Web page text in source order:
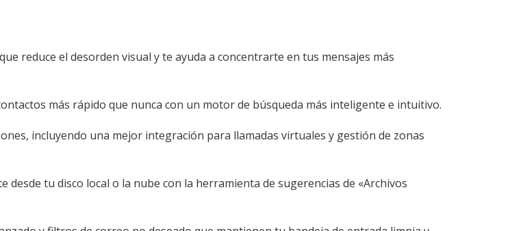
reduce el desorden visual y te ayuda a concentrarte en tus mensajes más
más rápido que nunca con un motor de búsqueda más inteligente e intuitivo.
incluyendo una mejor integración para llamadas virtuales y gestión de zonas
desde tu disco local o la nube con la herramienta de sugerencias de «Archivos